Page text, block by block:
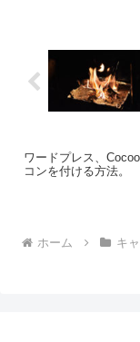
ワードプレス、
コンを付ける方法。
ホーム キ